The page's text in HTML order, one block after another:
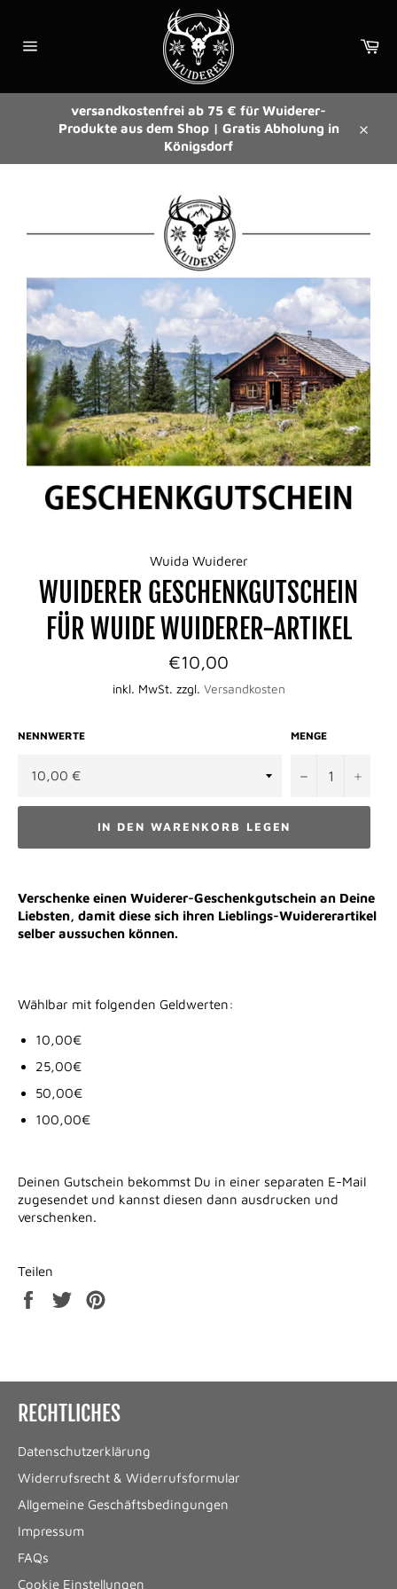
Inhalt
versandkostenfrei ab 75 € für Wuiderer-
Produkte aus dem Shop | Gratis Abholung in
Königsdorf
Wuida Wuiderer
WUIDERER GESCHENKGUTSCHEIN
FÜR WUIDE WUIDERER-ARTIKEL
Normaler
Preis
€10,00
inkl. MwSt. zzgl. Versandkosten
NENNWERTE MENGE
− +
IN DEN WARENKORB LEGEN
Verschenke einen Wuiderer-Geschenkgutschein an Deine
Liebsten, damit diese sich ihren Lieblings-Wuidererartikel
selber aussuchen können.
Wählbar mit folgenden Geldwerten:
10,00€
25,00€
50,00€
100,00€
Deinen Gutschein bekommst Du in einer separaten E-Mail
zugesendet und kannst diesen dann ausdrucken und
verschenken.
Teilen
Auf
Facebook
Auf
Twitter
RECHTLICHES
Datenschutzerklärung
Widerrufsrecht & Widerrufsformular
Allgemeine Geschäftsbedingungen
Impressum
FAQs
Cookie Einstellungen